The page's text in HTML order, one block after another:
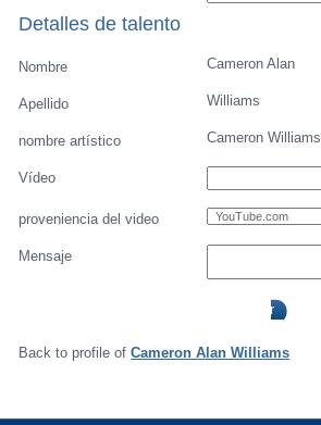
Detalles de talento
Nombre Cameron Alan
Apellido Williams
nombre artístico Cameron Williams
Vídeo
proveniencia del video
Mensaje
Back to profile ofCameron Alan Williams